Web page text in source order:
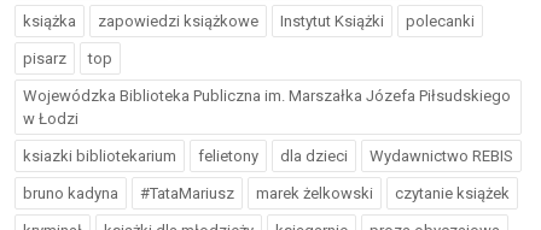
książka zapowiedzi książkowe Instytut Książki polecanki
pisarz top
Wojewódzka Biblioteka Publiczna im. Marszałka Józefa Piłsudskiego
w Łodzi
ksiazki bibliotekarium felietony dla dzieci Wydawnictwo REBIS
bruno kadyna #TataMariusz marek żelkowski czytanie książek